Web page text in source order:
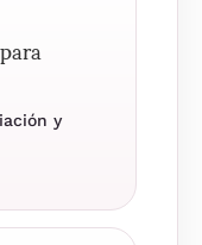
y